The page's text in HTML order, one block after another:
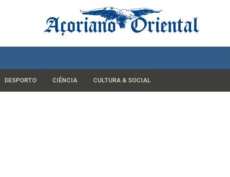
DESPORTO CIÊNCIA CULTURA & SOCIAL